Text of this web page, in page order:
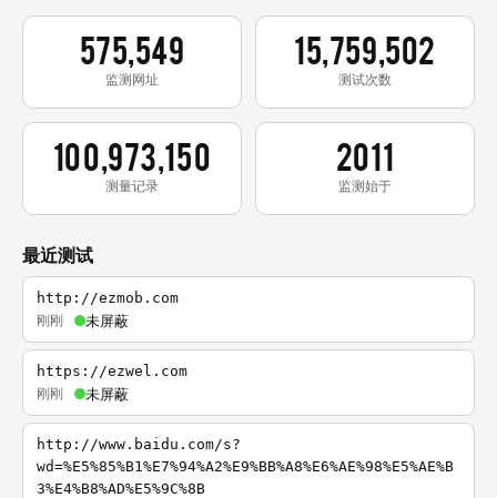
575,549
监测网址
15,759,502
测试次数
100,973,150
测量记录
2011
监测始于
最近测试
http://ezmob.com
刚刚 未屏蔽
https://ezwel.com
刚刚 未屏蔽
http://www.baidu.com/s?
wd=%E5%85%B1%E7%94%A2%E9%BB%A8%E6%AE%98%E5%AE%B
3%E4%B8%AD%E5%9C%8B